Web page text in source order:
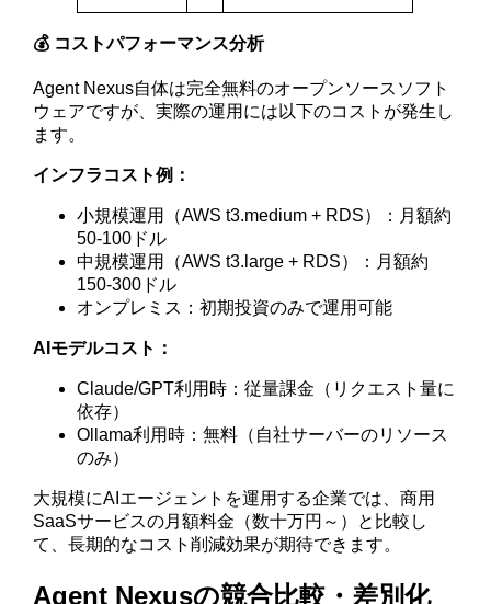
💰 コストパフォーマンス分析
Agent Nexus自体は完全無料のオープンソースソフト
ウェアですが、実際の運用には以下のコストが発生し
ます。
インフラコスト例：
小規模運用（AWS t3.medium + RDS）：月額約
50-100ドル
中規模運用（AWS t3.large + RDS）：月額約
150-300ドル
オンプレミス：初期投資のみで運用可能
AIモデルコスト：
Claude/GPT利用時：従量課金（リクエスト量に
依存）
Ollama利用時：無料（自社サーバーのリソース
のみ）
大規模にAIエージェントを運用する企業では、商用
SaaSサービスの月額料金（数十万円～）と比較し
て、長期的なコスト削減効果が期待できます。
Agent Nexusの競合比較・差別化